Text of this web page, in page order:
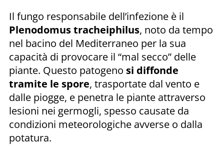
Il fungo responsabile dell’infezione è il
Plenodomus tracheiphilus, noto da tempo
nel bacino del Mediterraneo per la sua
capacità di provocare il “mal secco” delle
piante. Questo patogeno si diffonde
tramite le spore, trasportate dal vento e
dalle piogge, e penetra le piante attraverso
lesioni nei germogli, spesso causate da
condizioni meteorologiche avverse o dalla
potatura.